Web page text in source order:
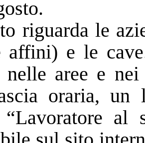
riguarda le
e le
aree e
oraria,
“Lavoratore al